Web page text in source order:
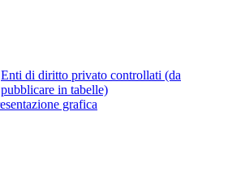
Enti di diritto privato controllati (da
pubblicare in tabelle)
grafica